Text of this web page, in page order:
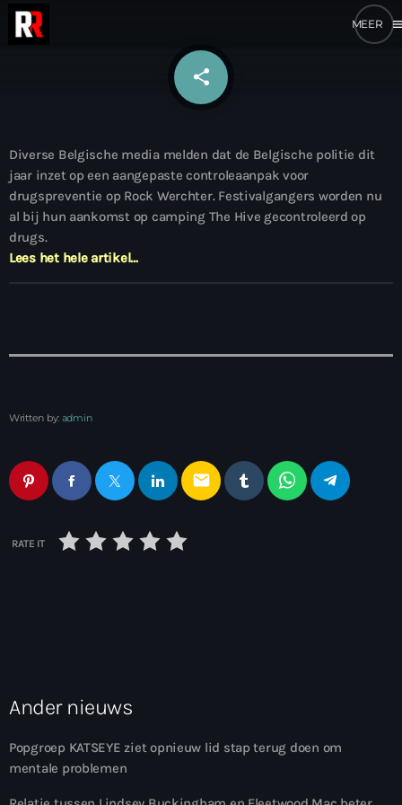
share
email
Diverse Belgische media melden dat de Belgische politie dit
jaar inzet op een aangepaste controleaanpak voor
drugspreventie op Rock Werchter. Festivalgangers worden nu
al bij hun aankomst op camping The Hive gecontroleerd op
drugs.
Lees het hele artikel…
Written by: admin
email
RATE IT
Ander nieuws
Popgroep KATSEYE ziet opnieuw lid stap terug doen om
mentale problemen